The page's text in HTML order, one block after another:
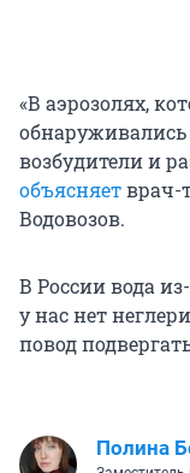
«В аэрозолях,
возбудители и
объясняетврач-
Водовозов.
В России вода
у нас нет
повод
Полина